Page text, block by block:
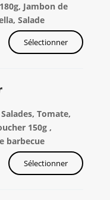
Jambon de
Salade
Sélectionner
Salades, Tomate,
150g ,
barbecue
Sélectionner